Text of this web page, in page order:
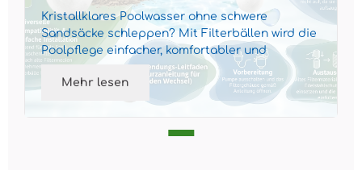
Kristallklares Poolwasser ohne schwere
Sandsäcke schleppen? Mit Filterbällen wird die
Poolpflege einfacher, komfortabler und
gleichzeitig nachhaltiger...
Mehr lesen